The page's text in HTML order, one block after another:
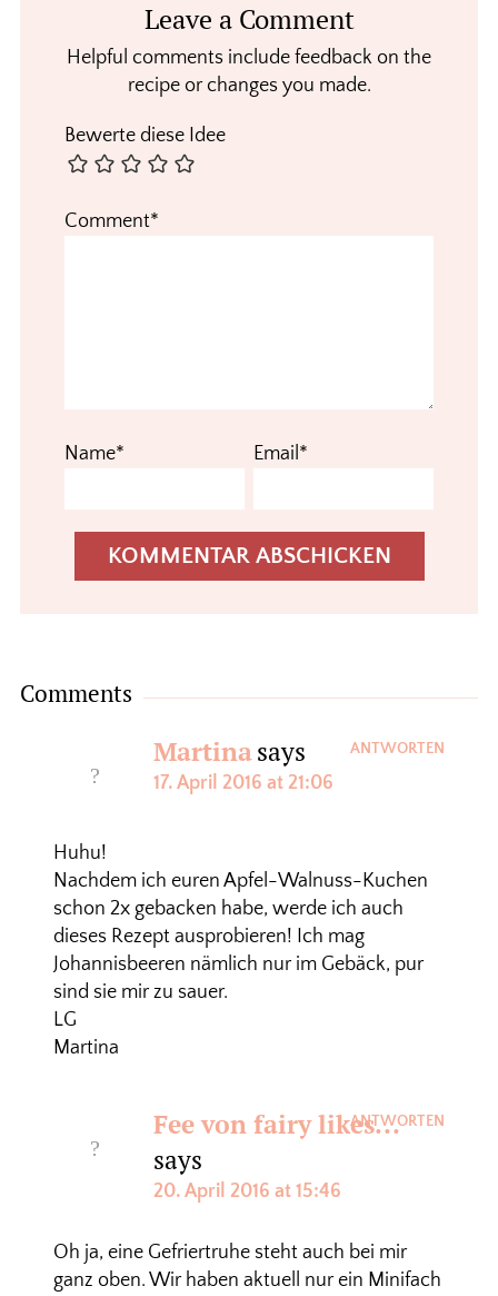
InteractionsLeave a Comment
Helpful comments include feedback on the
recipe or changes you made.
Bewerte diese Idee
Comment*
Name* Email*
Comments
Martinasays
17. April 2016 at 21:06
Huhu!
Nachdem ich euren Apfel-Walnuss-Kuchen
schon 2x gebacken habe, werde ich auch
dieses Rezept ausprobieren! Ich mag
Johannisbeeren nämlich nur im Gebäck, pur
sind sie mir zu sauer.
LG
Martina
ANTWORTEN
Fee von fairy likes...
says
20. April 2016 at 15:46
Oh ja, eine Gefriertruhe steht auch bei mir
ganz oben. Wir haben aktuell nur ein Minifach
ANTWORTEN